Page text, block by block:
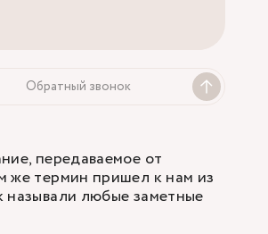
Обратный звонок
передаваемое от
же термин пришел к нам из
называли любые заметные